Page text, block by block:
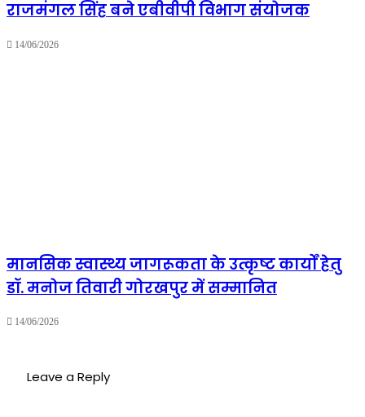
राजमंगल सिंह बने एबीवीपी विभाग संयोजक
14/06/2026
मानसिक स्वास्थ्य जागरूकता के उत्कृष्ट कार्यों हेतु
डॉ. मनोज तिवारी गोरखपुर में सम्मानित
14/06/2026
Leave a Reply